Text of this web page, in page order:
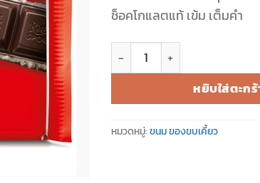
฿60.00.฿
ช็อคโกแลตแท้ เข้ม เต็มคำ
จำนวน ช็อคโกแลต
หยิบใส่ตะก
หมวดหมู่:ขนม ของขบเคี้ยว